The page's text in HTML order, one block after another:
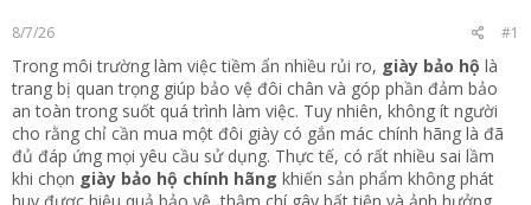
8/7/26 #1
Trong môi trường làm việc tiềm ẩn nhiều rủi ro, giày bảo hộ là
trang bị quan trọng giúp bảo vệ đôi chân và góp phần đảm bảo
an toàn trong suốt quá trình làm việc. Tuy nhiên, không ít người
cho rằng chỉ cần mua một đôi giày có gắn mác chính hãng là đã
đủ đáp ứng mọi yêu cầu sử dụng. Thực tế, có rất nhiều sai lầm
khi chọn giày bảo hộ chính hãng khiến sản phẩm không phát